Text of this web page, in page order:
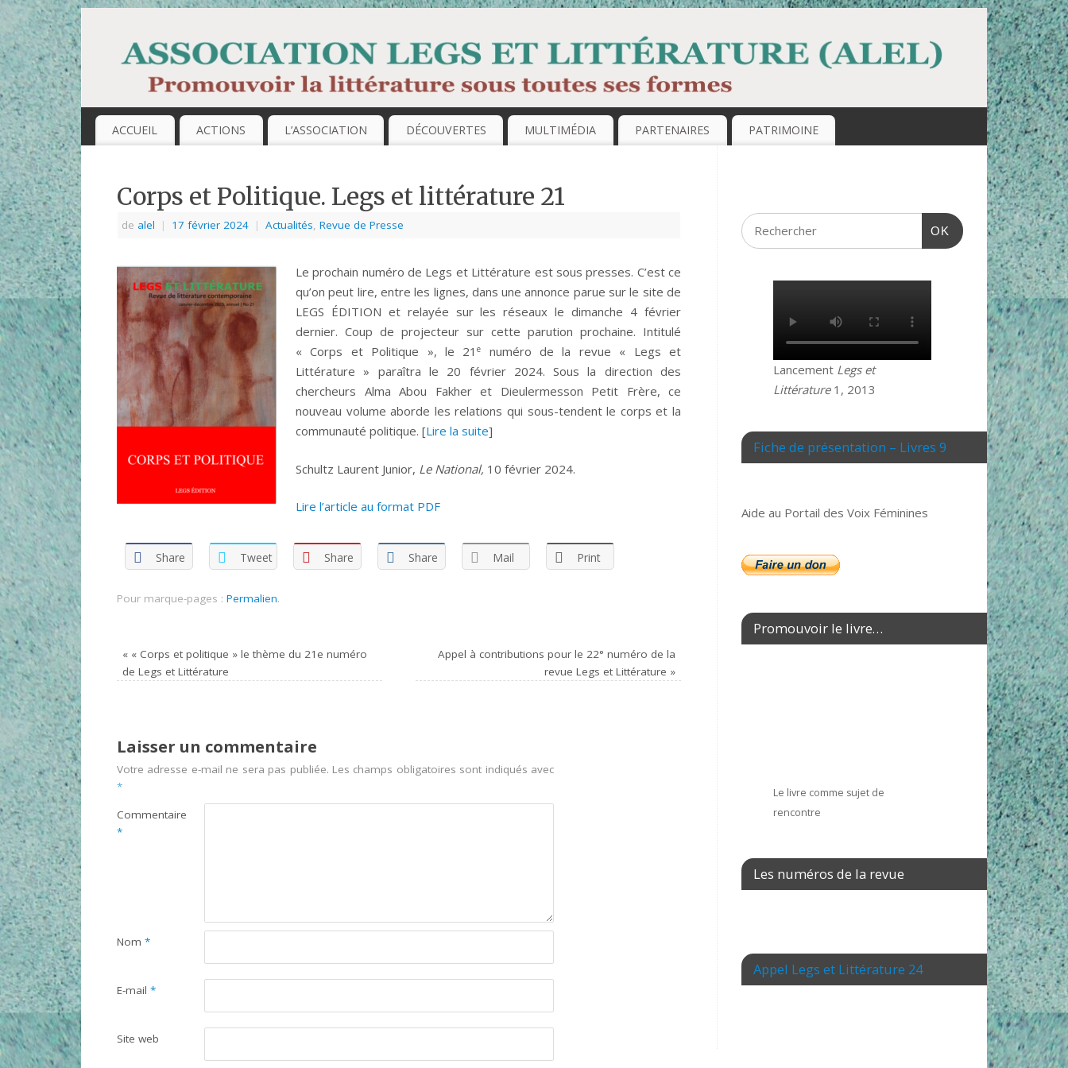
ACCUEIL ACTIONS L’ASSOCIATION DÉCOUVERTES MULTIMÉDIA PARTENAIRES PATRIMOINE
Corps et Politique. Legs et littérature 21
de alel | 17 février 2024 | Actualités, Revue de Presse
Le prochain numéro de Legs et Littérature est sous presses. C’est ce
qu’on peut lire, entre les lignes, dans une annonce parue sur le site de
LEGS ÉDITION et relayée sur les réseaux le dimanche 4 février
dernier. Coup de projecteur sur cette parution prochaine. Intitulé
« Corps et Politique », le 21e
numéro de la revue « Legs et
Littérature » paraîtra le 20 février 2024. Sous la direction des
chercheurs Alma Abou Fakher et Dieulermesson Petit Frère, ce
nouveau volume aborde les relations qui sous-tendent le corps et la
communauté politique. [Lire la suite]
Schultz Laurent Junior, Le National, 10 février 2024.
Lire l’article au format PDF
Share Tweet Share Share Mail Print
Pour marque-pages : Permalien.
« « Corps et politique » le thème du 21e numéro
de Legs et Littérature
Appel à contributions pour le 22° numéro de la
revue Legs et Littérature »
Laisser un commentaire
Votre adresse e-mail ne sera pas publiée. Les champs obligatoires sont indiqués avec
*
Commentaire
*
Nom *
E-mail *
Site web
OK
Lancement Legs et
Littérature1, 2013
Fiche de présentation – Livres 9
Aide au Portail des Voix Féminines
Promouvoir le livre…
Le livre comme sujet de
rencontre
Les numéros de la revue
Appel Legs et Littérature 24